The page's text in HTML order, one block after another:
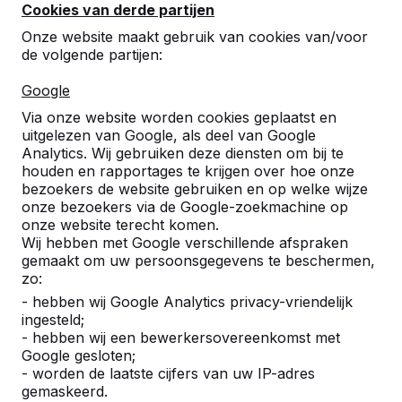
Cookies van derde partijen
Onze website maakt gebruik van cookies van/voor
de volgende partijen:
Google
Via onze website worden cookies geplaatst en
uitgelezen van Google, als deel van Google
Analytics. Wij gebruiken deze diensten om bij te
houden en rapportages te krijgen over hoe onze
bezoekers de website gebruiken en op welke wijze
onze bezoekers via de Google-zoekmachine op
onze website terecht komen.
Wij hebben met Google verschillende afspraken
gemaakt om uw persoonsgegevens te beschermen,
zo:
- hebben wij Google Analytics privacy-vriendelijk
ingesteld;
- hebben wij een bewerkersovereenkomst met
Google gesloten;
- worden de laatste cijfers van uw IP-adres
gemaskeerd.
Referenties
U vindt onze producten in heel Europa en
zelfs daarbuiten. Bekijk hier waar bij u in de
buurt al een HeBlad product staat.
Product
Alles weergeven
Categorie
Alles weergeven
Zoek op plaats of postcode